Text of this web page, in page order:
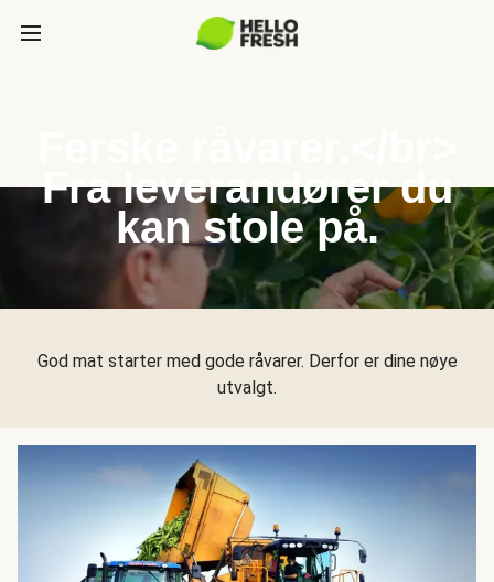
Fra leverandører du
kan stole på.
God mat starter med gode råvarer. Derfor er dine nøye
utvalgt.